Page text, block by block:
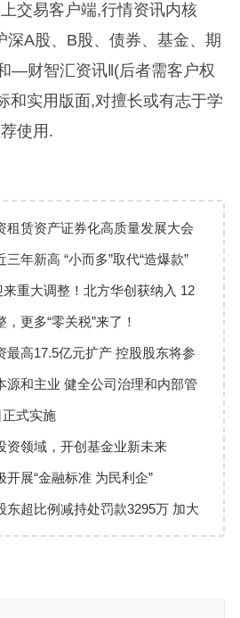
交易客户端,行情资讯内核
深A股、B股、债券、基金、期
―财智汇资讯‖(后者需客户权
和实用版面,对擅长或有志于学
使用.
租赁资产证券化高质量发展大会
达成战略合作
年新高 “小而多”取代“造爆款”
重大调整！北方华创获纳入 12
更多“零关税”来了！
最高17.5亿元扩产 控股股东将参
源和主业 健全公司治理和内部管
正式实施
资领域，开创基金业新未来
展“金融标准 为民利企”
东超比例减持处罚款3295万 加大